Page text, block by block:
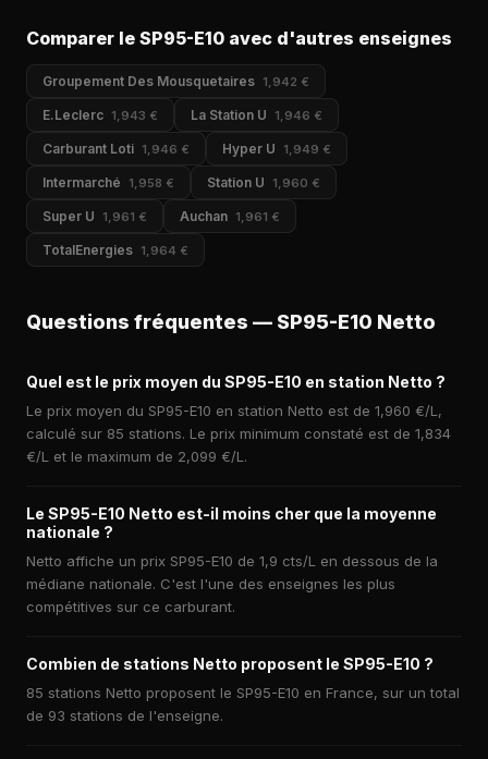
Comparer le SP95-E10 avec d'autres enseignes
Groupement Des Mousquetaires 1,942 €
E.Leclerc 1,943 € La Station U 1,946 €
Carburant Loti 1,946 € Hyper U 1,949 €
Intermarché 1,958 € Station U 1,960 €
Super U 1,961 € Auchan 1,961 €
TotalEnergies 1,964 €
Questions fréquentes — SP95-E10 Netto
Quel est le prix moyen du SP95-E10 en station Netto ?
Le prix moyen du SP95-E10 en station Netto est de 1,960 €/L,
calculé sur 85 stations. Le prix minimum constaté est de 1,834
€/L et le maximum de 2,099 €/L.
Le SP95-E10 Netto est-il moins cher que la moyenne
nationale ?
Netto affiche un prix SP95-E10 de 1,9 cts/L en dessous de la
médiane nationale. C'est l'une des enseignes les plus
compétitives sur ce carburant.
Combien de stations Netto proposent le SP95-E10 ?
85 stations Netto proposent le SP95-E10 en France, sur un total
de 93 stations de l'enseigne.